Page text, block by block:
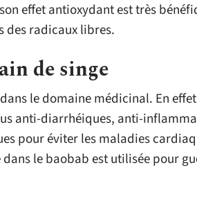
effet antioxydant est très
des radicaux libres.
de singe
le domaine médicinal. En
anti-diarrhéiques, anti-
pour éviter les maladies
le baobab est utilisée pour